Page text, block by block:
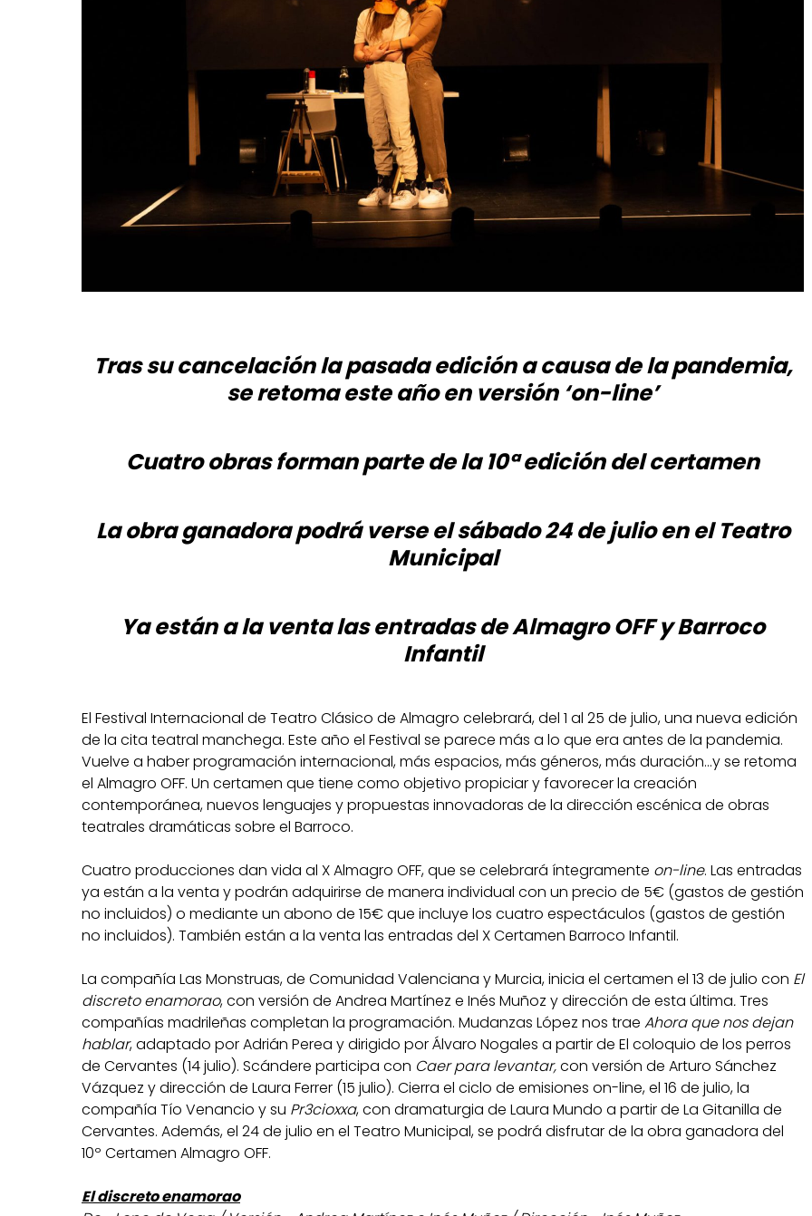
Hit enter to search or ESC to close
Tras su cancelación la pasada edición a causa de la pandemia,
se retoma este año en versión ‘on-line’
Cuatro obras forman parte de la 10ª edición del certamen
La obra ganadora podrá verse el sábado 24 de julio en el Teatro
Municipal
Ya están a la venta las entradas de Almagro OFF y Barroco
Infantil
El Festival Internacional de Teatro Clásico de Almagro celebrará, del 1 al 25 de julio, una nueva edición
de la cita teatral manchega. Este año el Festival se parece más a lo que era antes de la pandemia.
Vuelve a haber programación internacional, más espacios, más géneros, más duración…y se retoma
el Almagro OFF. Un certamen que tiene como objetivo propiciar y favorecer la creación
contemporánea, nuevos lenguajes y propuestas innovadoras de la dirección escénica de obras
teatrales dramáticas sobre el Barroco.
Cuatro producciones dan vida al X Almagro OFF, que se celebrará íntegramente on-line. Las entradas
ya están a la venta y podrán adquirirse de manera individual con un precio de 5€ (gastos de gestión
no incluidos) o mediante un abono de 15€ que incluye los cuatro espectáculos (gastos de gestión
no incluidos). También están a la venta las entradas del X Certamen Barroco Infantil.
La compañía Las Monstruas, de Comunidad Valenciana y Murcia, inicia el certamen el 13 de julio con El
discreto enamorao, con versión de Andrea Martínez e Inés Muñoz y dirección de esta última.Tres
compañías madrileñas completan la programación. Mudanzas López nos trae Ahora que nos dejan
hablar, adaptado por Adrián Perea y dirigido por Álvaro Nogales a partir de El coloquio de los perros
de Cervantes (14 julio). Scándere participa con Caer para levantar,con versión de Arturo Sánchez
Vázquez y dirección de Laura Ferrer (15 julio). Cierra el ciclo de emisiones on-line, el 16 de julio, la
compañía Tío Venancio y su Pr3cioxxa, con dramaturgia de Laura Mundo a partir de La Gitanilla de
Cervantes. Además, el 24 de julio en el Teatro Municipal, se podrá disfrutar de la obra ganadora del
10º Certamen Almagro OFF.
El discreto enamorao